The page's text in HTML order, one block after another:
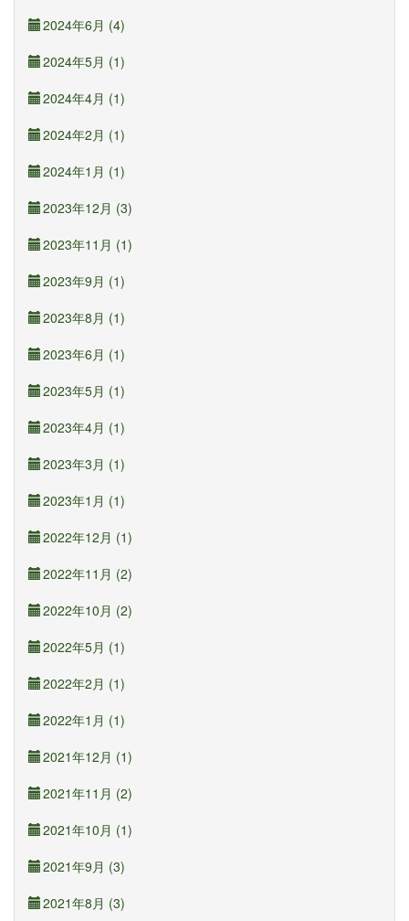
2024年6月 (4)
2024年5月 (1)
2024年4月 (1)
2024年2月 (1)
2024年1月 (1)
2023年12月 (3)
2023年11月 (1)
2023年9月 (1)
2023年8月 (1)
2023年6月 (1)
2023年5月 (1)
2023年4月 (1)
2023年3月 (1)
2023年1月 (1)
2022年12月 (1)
2022年11月 (2)
2022年10月 (2)
2022年5月 (1)
2022年2月 (1)
2022年1月 (1)
2021年12月 (1)
2021年11月 (2)
2021年10月 (1)
2021年9月 (3)
2021年8月 (3)